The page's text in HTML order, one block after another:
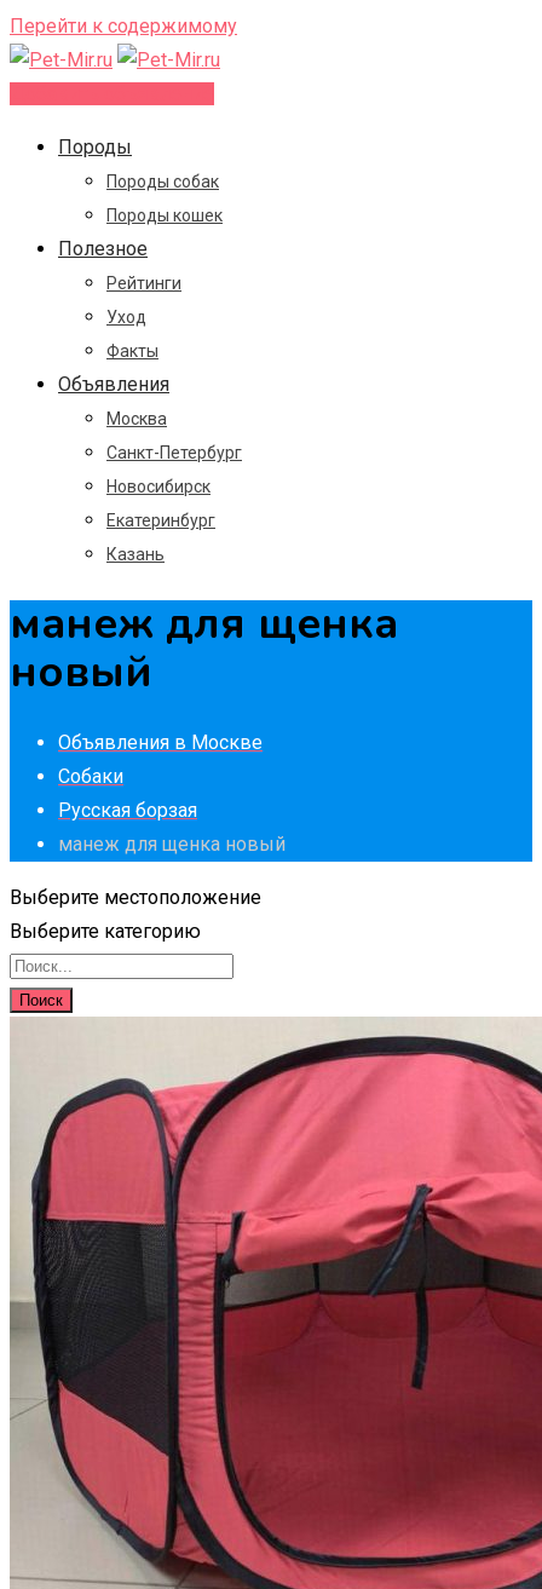
Перейти к содержимому
Породы
Породы собак
Породы кошек
Полезное
Рейтинги
Уход
Факты
Объявления
Москва
Санкт-Петербург
Новосибирск
Екатеринбург
Казань
манеж для щенка
новый
Объявления в Москве
Собаки
Русская борзая
манеж для щенка новый
Выберите местоположение
Выберите категорию
Поиск